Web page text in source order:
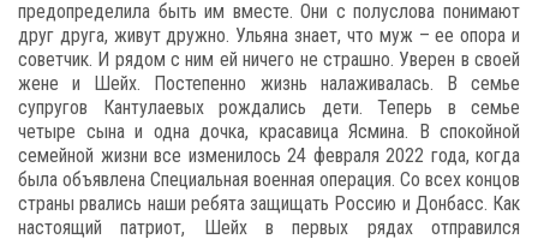
предопределила быть им вместе. Они с полуслова понимают
друг друга, живут дружно. Ульяна знает, что муж – ее опора и
советчик. И рядом с ним ей ничего не страшно. Уверен в своей
жене и Шейх. Постепенно жизнь налаживалась. В семье
супругов Кантулаевых рождались дети. Теперь в семье
четыре сына и одна дочка, красавица Ясмина. В спокойной
семейной жизни все изменилось 24 февраля 2022 года, когда
была объявлена Специальная военная операция. Со всех концов
страны рвались наши ребята защищать Россию и Донбасс. Как
настоящий патриот, Шейх в первых рядах отправился